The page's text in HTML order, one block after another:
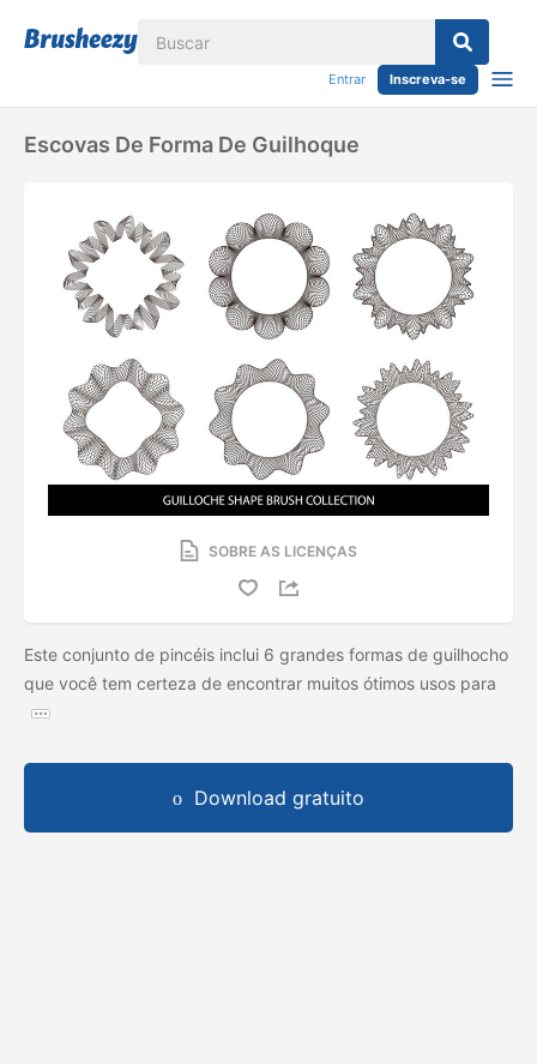
Entrar Inscreva-se
Escovas De Forma De Guilhoque
SOBRE AS LICENÇAS
Este conjunto de pincéis inclui 6 grandes formas de guilhocho
que você tem certeza de encontrar muitos ótimos usos para
Download gratuito